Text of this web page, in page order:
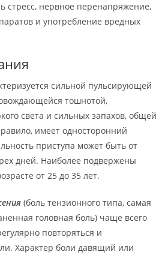
стресс, нервное перенапряжение,
и употребление вредных
сильной пульсирующей
тошнотой,
света и сильных запахов, общей
имеет односторонний
приступа может быть от
дней. Наиболее подвержены
от 25 до 35 лет.
(боль тензионного типа, самая
головная боль) чаще всего
повторяться и
Характер боли давящий или